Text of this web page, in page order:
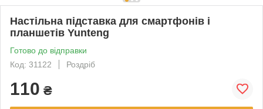
Настільна підставка для смартфонів і
планшетів Yunteng
Готово до відправки
Код: 31122
Роздріб
110 ₴